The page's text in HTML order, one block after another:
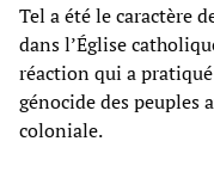
Tel a été le caractère
dans l’Église
réaction qui a
génocide des peuples
coloniale.